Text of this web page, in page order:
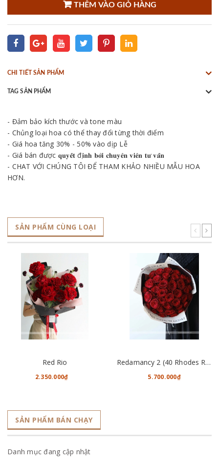
THÊM VÀO GIỎ HÀNG
CHI TIẾT SẢN PHẨM
TAG SẢN PHẨM
- Đảm bảo kích thước và tone màu
- Chủng loại hoa có thể thay đổi từng thời điểm
- Giá hoa tăng 30% - 50% vào dịp Lễ
- Giá bán được 𝐪𝐮𝐲𝐞̂́𝐭 đ𝐢̣𝐧𝐡 𝐛𝐨̛̉𝐢 𝐜𝐡𝐮𝐲𝐞̂𝐧 𝐯𝐢𝐞̂𝐧 𝐭𝐮̛ 𝐯𝐚̂́𝐧
- CHAT VỚI CHÚNG TÔI ĐỂ THAM KHẢO NHIỀU MẪU HOA
HƠN.
SẢN PHẨM CÙNG LOẠI
Red Rio
2.350.000₫
Redamancy 2 (40 Rhodes Roses)
5.700.000₫
SẢN PHẨM BÁN CHẠY
Danh mục đang cập nhật